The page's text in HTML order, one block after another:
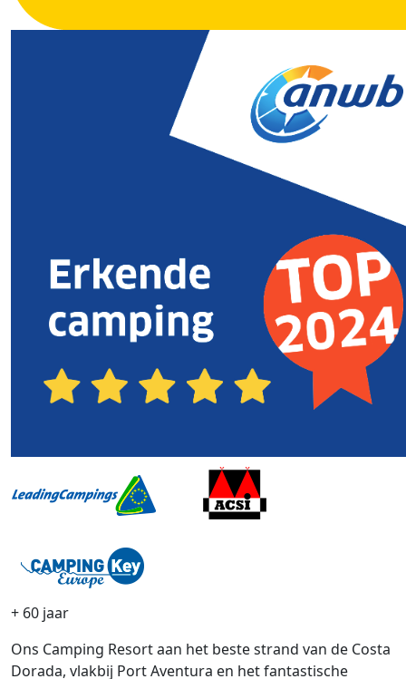
+ 60 jaar
Ons Camping Resort aan het beste strand van de Costa
Dorada, vlakbij Port Aventura en het fantastische